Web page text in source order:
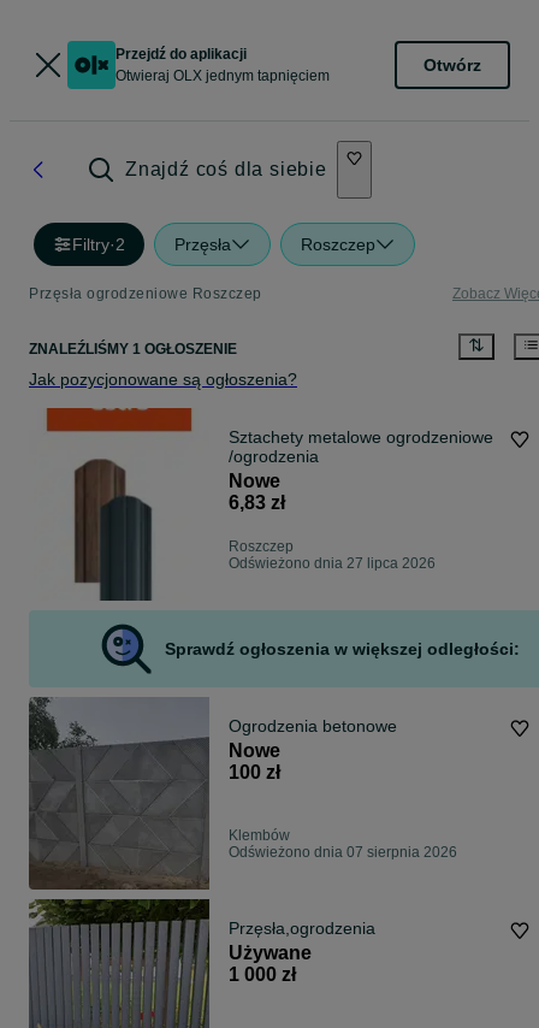
Przejdź do aplikacji
Otwieraj OLX jednym tapnięciem
Otwórz
Znajdź coś dla siebie
Filtry·2 Przęsła Roszczep
Przęsła ogrodzeniowe Roszczep Zobacz
ZNALEŹLIŚMY 1 OGŁOSZENIE
Jak pozycjonowane są ogłoszenia?
Sztachety metalowe ogrodzeniowe
/ogrodzenia
Nowe
6,83 zł
Roszczep
Odświeżono dnia 27 lipca 2026
Sprawdź ogłoszenia w większej odległości:
Ogrodzenia betonowe
Nowe
100 zł
Klembów
Odświeżono dnia 07 sierpnia 2026
Przęsła,ogrodzenia
Używane
1 000 zł